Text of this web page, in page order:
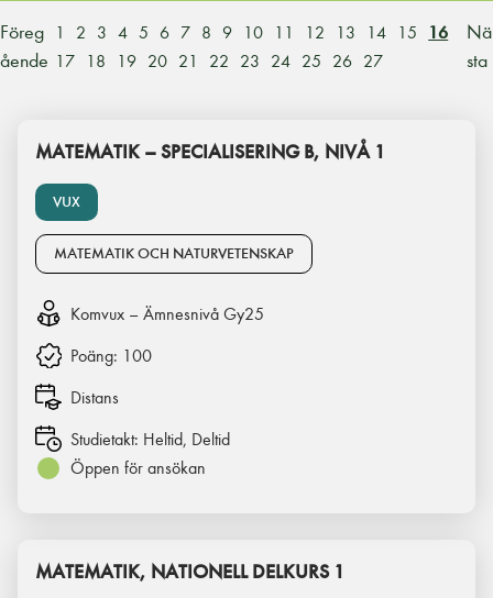
Föreg
ående
1 2 3 4 5 6 7 8 9 10 11 12 13 14 15
16
17
18 19 20 21 22 23 24 25 26 27
Nä
sta
VUX
MATEMATIK – SPECIALISERING B, NIVÅ 1
MATEMATIK OCH NATURVETENSKAP
Komvux – Ämnesnivå Gy25
Poäng: 100
Distans
Studietakt: Heltid, Deltid
Öppen för ansökan
MATEMATIK, NATIONELL DELKURS 1